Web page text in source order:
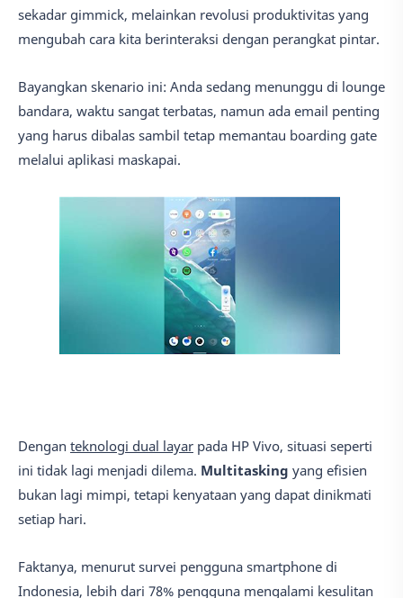
sekadar gimmick, melainkan revolusi produktivitas yang
mengubah cara kita berinteraksi dengan perangkat pintar.
Bayangkan skenario ini: Anda sedang menunggu di lounge
bandara, waktu sangat terbatas, namun ada email penting
yang harus dibalas sambil tetap memantau boarding gate
melalui aplikasi maskapai.
Dengan teknologi dual layar pada HP Vivo, situasi seperti
ini tidak lagi menjadi dilema. Multitasking yang efisien
bukan lagi mimpi, tetapi kenyataan yang dapat dinikmati
setiap hari.
Faktanya, menurut survei pengguna smartphone di
Indonesia, lebih dari 78% pengguna mengalami kesulitan